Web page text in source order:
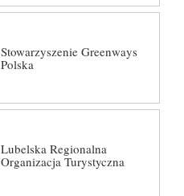
Stowarzyszenie Greenways
Polska
Lubelska Regionalna
Organizacja Turystyczna